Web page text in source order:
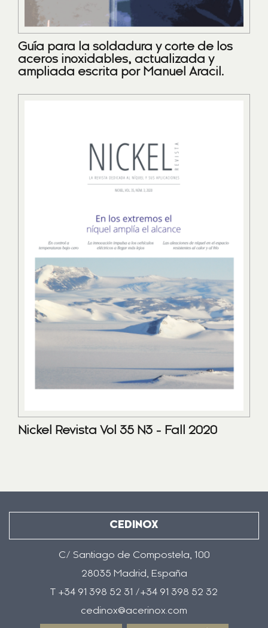
Guía para la soldadura y corte de los
aceros inoxidables, actualizada y
ampliada escrita por Manuel Aracil.
Nickel Revista Vol 35 N3 - Fall 2020
CEDINOX
C/ Santiago de Compostela, 100
28035 Madrid, España
T +34 91 398 52 31 /+34 91 398 52 32
cedinox@acerinox.com